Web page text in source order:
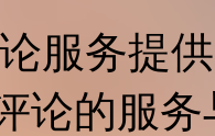
服务提
论的服